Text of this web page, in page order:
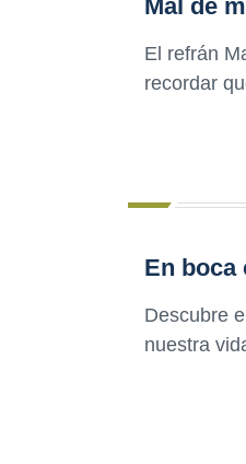
Mal de
El refrán
recordar
En boca
Descubre
nuestra